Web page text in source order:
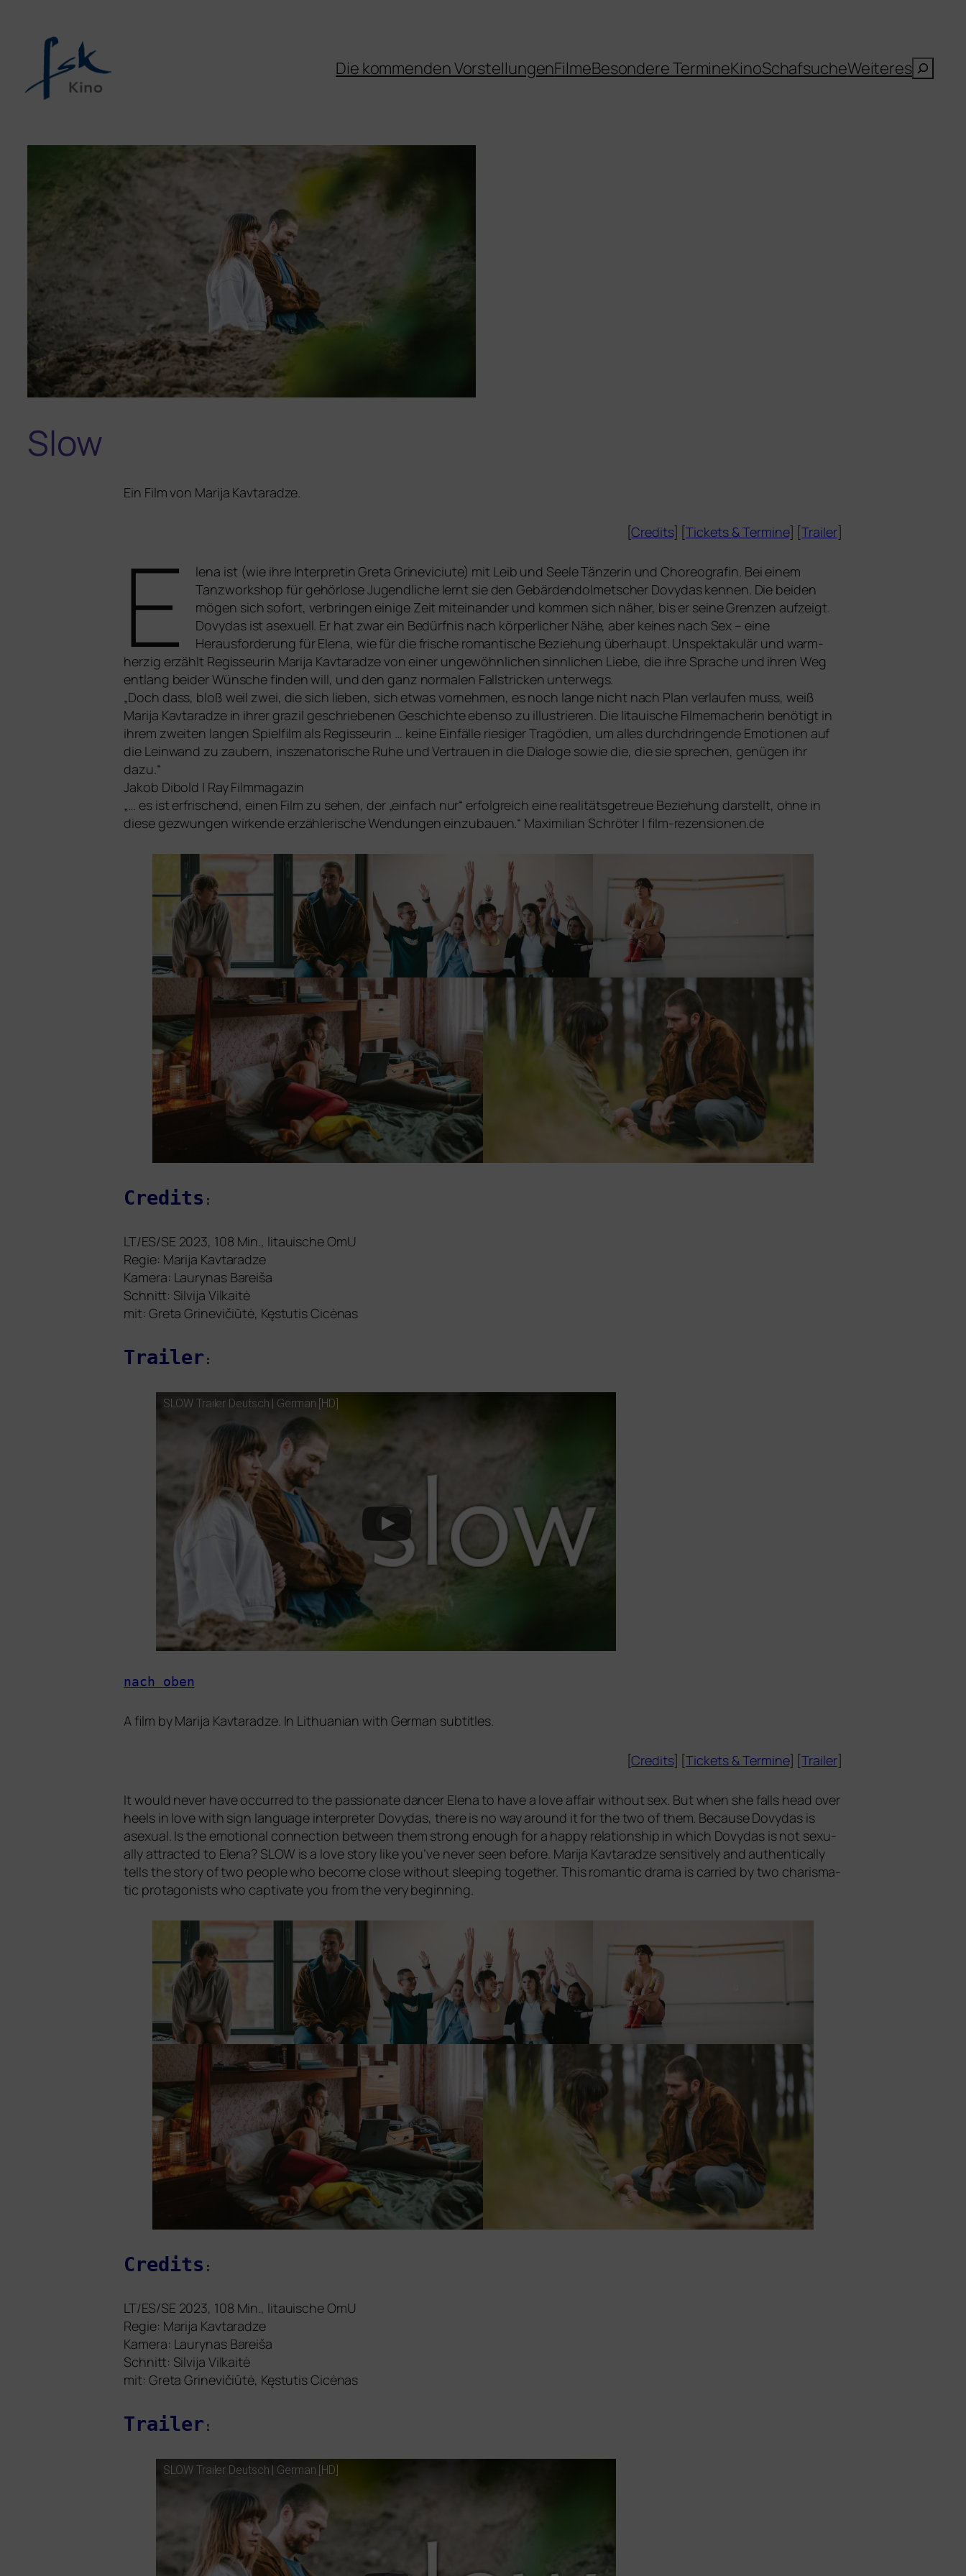
Die kommenden VorstellungenFilmeBesondere TermineKinoSchafsucheWeiteresSuchen
Slow
Ein Film von Marija Kavtaradze.
[Credits] [Tickets &Termine] [Trailer]
E
lena ist (wie ihre Interpretin Greta Grineviciute) mit Leib und Seele Tänzerin und Choreografin. Bei einem
Tanzworkshop für gehör­lo­se Jugendliche lernt sie den Gebärdendolmetscher Dovydas ken­nen. Die bei­den
mögen sich sofort, ver­brin­gen eini­ge Zeit mit­ein­an­der und kom­men sich näher, bis er sei­ne Grenzen auf­zeigt.
Dovydas ist ase­xu­ell. Er hat zwar ein Bedürfnis nach kör­per­li­cher Nähe, aber kei­nes nach Sex – eine
Herausforderung für Elena, wie für die fri­sche roman­ti­sche Beziehung über­haupt. Unspektakulär und warm­
her­zig erzählt Regisseurin Marija Kavtaradze von einer unge­wöhn­li­chen sinn­li­chen Liebe, die ihre Sprache und ihren Weg
ent­lang bei­der Wünsche fin­den will, und den ganz nor­ma­len Fallstricken unter­wegs.
„Doch dass, bloß weil zwei, die sich lie­ben, sich etwas vor­neh­men, es noch lan­ge nicht nach Plan ver­lau­fen muss, weiß
Marija Kavtaradze in ihrer gra­zil geschrie­be­nen Geschichte eben­so zu illus­trie­ren. Die litaui­sche Filmemacherin benö­tigt in
ihrem zwei­ten lan­gen Spielfilm als Regisseurin … kei­ne Einfälle rie­si­ger Tragödien, um alles durch­drin­gen­de Emotionen auf
die Leinwand zu zau­bern, insze­na­to­ri­sche Ruhe und Vertrauen in die Dialoge sowie die, die sie spre­chen, genü­gen ihr
dazu.“
Jakob Dibold | Ray Filmmagazin
„… es ist erfri­schend, einen Film zu sehen, der „ein­fach nur“ erfolg­reich eine rea­li­täts­ge­treue Beziehung dar­stellt, ohne in
die­se gezwun­gen wir­ken­de erzäh­le­ri­sche Wendungen ein­zu­bau­en.“ Maximilian Schröter | film-rezensionen.de
Credits :
LT/ES/SE 2023, 108 Min., litaui­sche OmU
Regie: Marija Kavtaradze
Kamera: Laurynas Bareiša
Schnitt: Silvija Vilkaitė
mit: Greta Grinevičiūtė, Kęstutis Cicėnas
Trailer :
SLOW Trailer Deutsch | German [HD]
nach oben
A film by Marija Kavtaradze. In Lithuanian with German subtitles.
[Credits] [Tickets &Termine] [Trailer]
It would never have occur­red to the pas­sio­na­te dancer Elena to have a love affair wit­hout sex. But when she falls head over
heels in love with sign lan­guage inter­pre­ter Dovydas, the­re is no way around it for the two of them. Because Dovydas is
ase­xu­al. Is the emo­tio­nal con­nec­tion bet­ween them strong enough for a hap­py rela­ti­onship in which Dovydas is not sexu­
al­ly attrac­ted to Elena? SLOW is a love sto­ry like you’­ve never seen befo­re. Marija Kavtaradze sen­si­tively and authen­ti­cal­ly
tells the sto­ry of two peo­p­le who beco­me clo­se wit­hout slee­ping tog­e­ther. This roman­tic dra­ma is car­ri­ed by two cha­ris­ma­
tic prot­ago­nists who cap­ti­va­te you from the very beginning.
Credits :
LT/ES/SE 2023, 108 Min., litaui­sche OmU
Regie: Marija Kavtaradze
Kamera: Laurynas Bareiša
Schnitt: Silvija Vilkaitė
mit: Greta Grinevičiūtė, Kęstutis Cicėnas
Trailer :
SLOW Trailer Deutsch | German [ HD